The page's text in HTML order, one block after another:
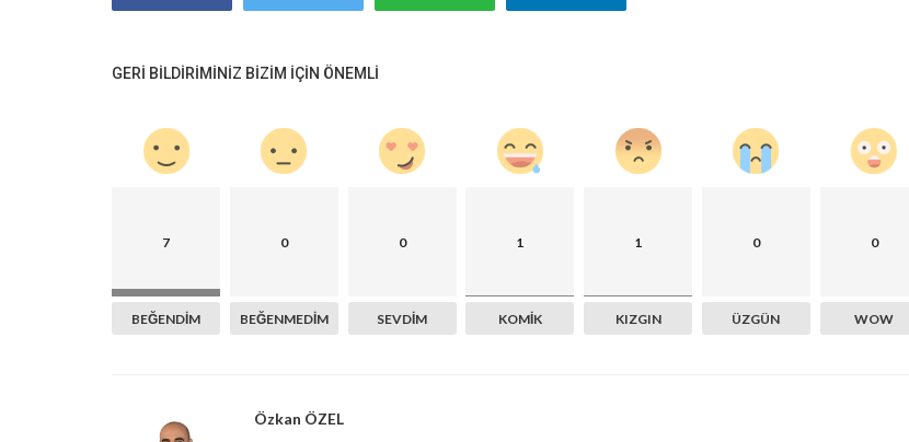
GERI BILDIRIMINIZ BIZIM IÇIN ÖNEMLI
7
BEĞENDIM
0
BEĞENMEDIM
0
SEVDIM
1
KOMIK
1
KIZGIN
0
ÜZGÜN
0
WOW
Özkan ÖZEL